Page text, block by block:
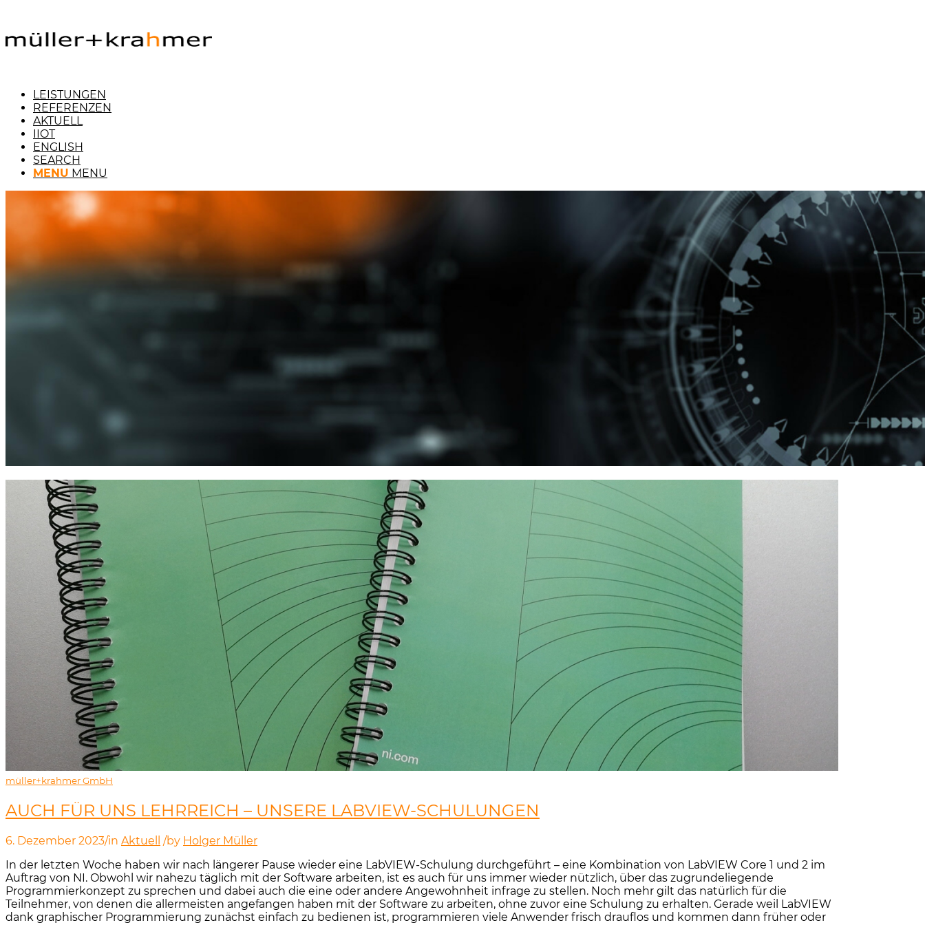
LEISTUNGEN
REFERENZEN
AKTUELL
IIOT
ENGLISH
SEARCH
MENU MENU
müller+krahmer GmbH
AUCH FÜR UNS LEHRREICH – UNSERE LABVIEW-SCHULUNGEN
6. Dezember 2023/in Aktuell /by Holger Müller
In der letzten Woche haben wir nach längerer Pause wieder eine LabVIEW-Schulung durchgeführt – eine Kombination von LabVIEW Core 1 und 2 im
Auftrag von NI. Obwohl wir nahezu täglich mit der Software arbeiten, ist es auch für uns immer wieder nützlich, über das zugrundeliegende
Programmierkonzept zu sprechen und dabei auch die eine oder andere Angewohnheit infrage zu stellen. Noch mehr gilt das natürlich für die
Teilnehmer, von denen die allermeisten angefangen haben mit der Software zu arbeiten, ohne zuvor eine Schulung zu erhalten. Gerade weil LabVIEW
dank graphischer Programmierung zunächst einfach zu bedienen ist, programmieren viele Anwender frisch drauflos und kommen dann früher oder